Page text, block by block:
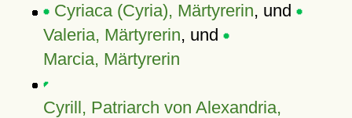
Cyriaca (Cyria), Märtyrerin, und
Valeria, Märtyrerin, und
Marcia, Märtyrerin
Cyrill, Patriarch von Alexandria,